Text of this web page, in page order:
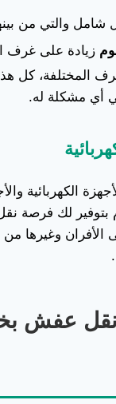
شامل والتي من
زيادة على غرف
المختلفة، كل
أي مشكلة له.
الكهربائية
بتوفير لك فرصة
الأفران وغيرها
نقل عفش